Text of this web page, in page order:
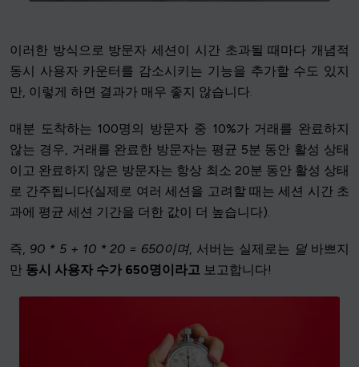
이러한 방식으로 방문자 세션이 시간 초과될 때마다 개념적
동시 사용자 카운터를 감소시키는 기능을 추가할 수도 있지
만, 이렇게 하면 결과가 매우 좋지 않습니다.
매분 도착하는 100명의 방문자 중 10%가 거래를 완료하지
않는 경우, 거래를 완료한 방문자는 평균 5분 동안 활성 상태
이고 완료하지 않은 방문자는 항상 최소 20분 동안 활성 상태
로 간주됩니다(실제로 여러 세션을 고려할 때는 세션 시간 초
과에 평균 세션 기간을 더한 값이 더 높습니다).
즉, 90 * 5 + 10 * 20 = 650이며, 서버는 실제로는 덜바쁘지
만 동시 사용자 수가 650명이라고 보고합니다!